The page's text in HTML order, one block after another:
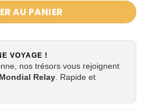
AU PANIER
VOYAGE !
nos trésors vous rejoignent
Mondial Relay . Rapide et